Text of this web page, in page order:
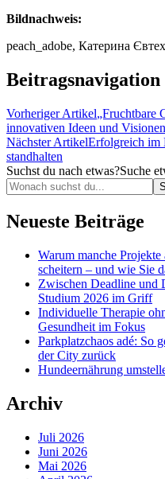
Bildnachweis:
peach_adobe, Катерина
Beitragsnavigation
Vorheriger Artikel„Fruchtbare
innovativen Ideen und
Nächster ArtikelErfolgreich im
standhalten
Suchst du nach etwas?Suche
Neueste Beiträge
Warum manche
scheitern – und wie Sie
Zwischen Deadline und
Studium 2026 im Griff
Individuelle Therapie
Gesundheit im Fokus
Parkplatzchaos adé: So
der City zurück
Hundeernährung
Archiv
Juli 2026
Juni 2026
Mai 2026